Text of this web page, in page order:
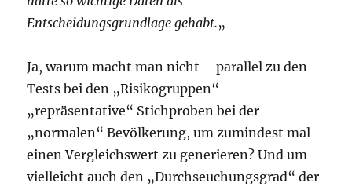
Entscheidungsgrundlage gehabt.„
Ja, warum macht man nicht – parallel zu den
Tests bei den „Risikogruppen“ –
„repräsentative“ Stichproben bei der
„normalen“ Bevölkerung, um zumindest mal
einen Vergleichswert zu generieren? Und um
vielleicht auch den „Durchseuchungsgrad“ der